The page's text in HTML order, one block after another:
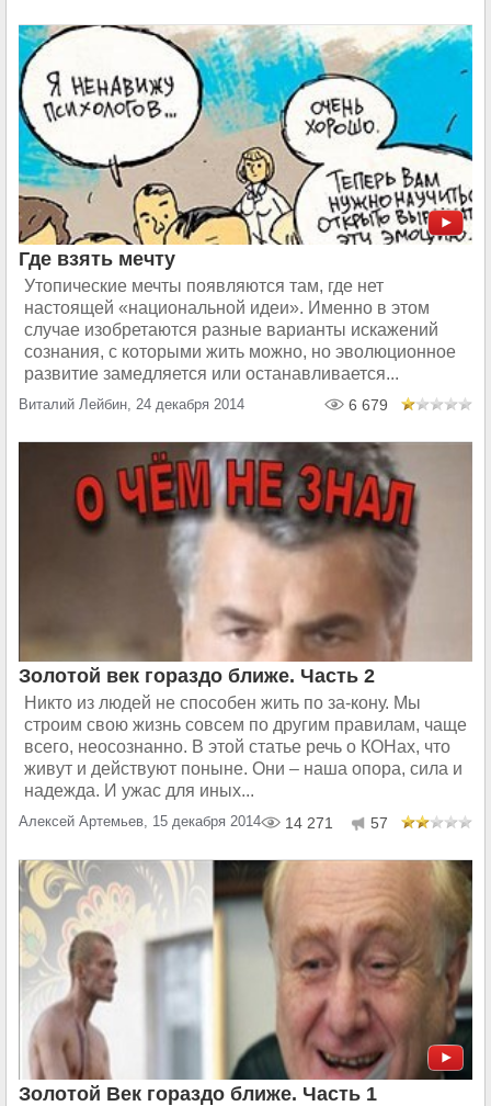
Где взять мечту
Утопические мечты появляются там, где нет
настоящей «национальной идеи». Именно в этом
случае изобретаются разные варианты искажений
сознания, с которыми жить можно, но эволюционное
развитие замедляется или останавливается...
Виталий Лейбин, 24 декабря 2014 6 679
Золотой век гораздо ближе. Часть 2
Никто из людей не способен жить по за-кону. Мы
строим свою жизнь совсем по другим правилам, чаще
всего, неосознанно. В этой статье речь о КОНах, что
живут и действуют поныне. Они – наша опора, сила и
надежда. И ужас для иных...
Алексей Артемьев, 15 декабря 2014 14 271 57
Золотой Век гораздо ближе. Часть 1